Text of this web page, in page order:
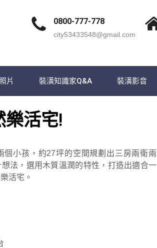
0800-777-778
city53433548@gmail.com
片 裝潢知識家Q&A 裝潢影音
樂活宅!
個小孩，約27坪的空間規劃出三房兩衛兩
法，選用木質溫潤的特性，打造出適合一
活宅。